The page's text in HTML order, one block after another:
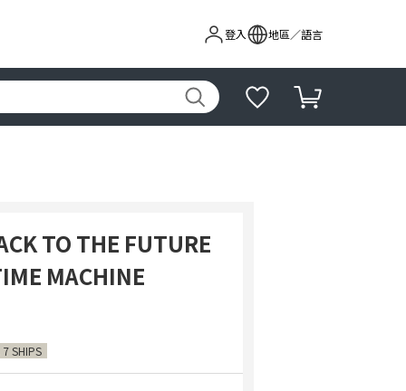
登入 地區／語言
TO THE FUTURE
MACHINE
SHIPS